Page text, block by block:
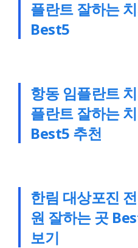
플란트 잘하는
Best5
항동 임플란트
플란트 잘하는
Best5 추천
한림 대상포진
원 잘하는 곳
보기